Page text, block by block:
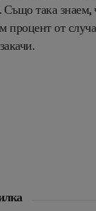
Също така
процент от